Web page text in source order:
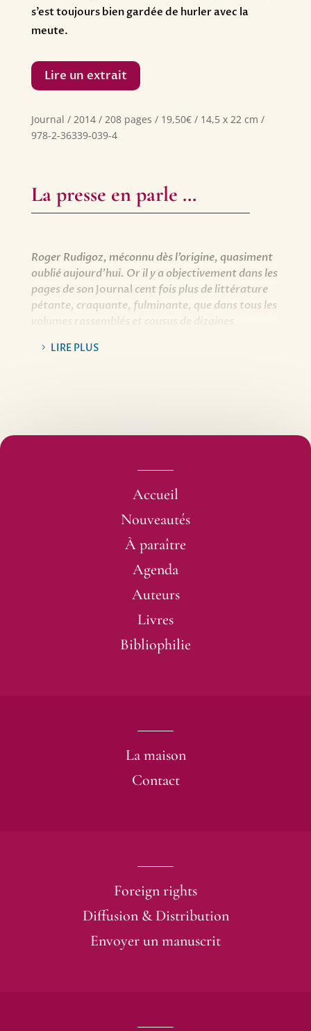
s’est toujours bien gardée de hurler avec la
meute.
Lire un extrait
Journal / 2014 / 208 pages / 19,50€ / 14,5 x 22 cm /
978-2-36339-039-4
La presse en parle …
Roger Rudigoz, méconnu dès l’origine, quasiment
oublié aujourd’hui. Or il y a objectivement dans les
pages de son Journal cent fois plus de littérature
pétante, craquante, fulminante, que dans tous les
nobélisés, de son époque et de la nôtre
Un ton qui rappelle souvent celui de Jules Renard.
Didier Garcia, le Matricule des anges.
LIRE PLUS
Accueil
Nouveautés
À paraître
Agenda
Auteurs
Livres
Bibliophilie
La maison
Contact
Foreign rights
Diffusion & Distribution
Envoyer un manuscrit